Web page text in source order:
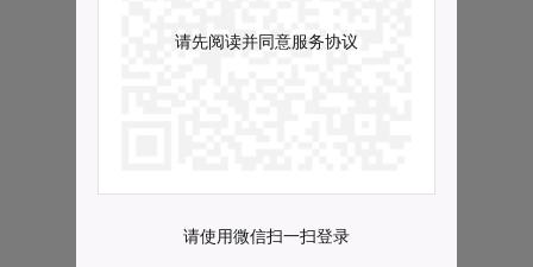
请先阅读并同意服务协议
请使用微信扫一扫登录